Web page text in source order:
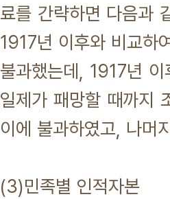
료를 간략하면 다음과
1917년 이후와 비교하
불과했는데, 1917년
일제가 패망할 때까지
이에 불과하였고, 나머
(3)민족별 인적자본